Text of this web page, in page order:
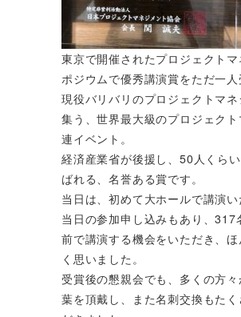
東京で開催されたプロジェクト
ポジウムで優秀講演賞をただ一人
現役バリバリのプロジェクトマ
集う、世界最大級のプロジェク
連イベント。
経済産業省が後援し、50人くら
ばれる、名誉ある賞です。
当日は、初めて大ホールで講演い
当日の参加申し込みもあり、317
前で講演する機会をいただき、
く思いました。
受賞後の懇親会でも、多くの方
葉を頂戴し、また名刺交換もた